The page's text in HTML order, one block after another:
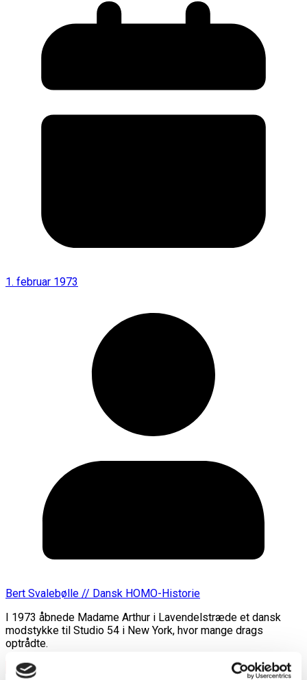
1. februar 1973
Bert Svalebølle // Dansk HOMO-Historie
I 1973 åbnede Madame Arthur i Lavendelstræde et dansk
modstykke til Studio 54 i New York, hvor mange drags
optrådte.
Læs mere